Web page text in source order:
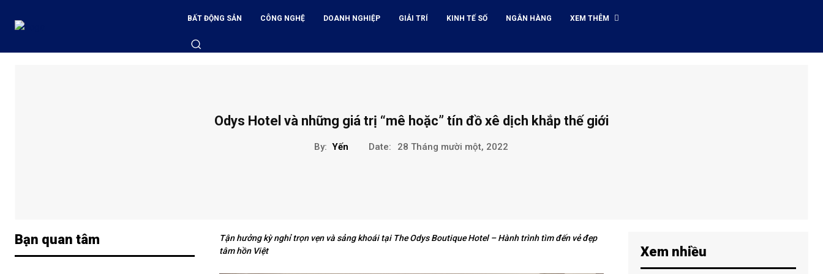
BẤT ĐỘNG SẢN CÔNG NGHỆ DOANH NGHIỆP GIẢI TRÍ KINH TẾ SỐ NGÂN HÀNG XEM THÊM
Odys Hotel và những giá trị “mê hoặc” tín đồ xê dịch khắp thế giới
By: Yến Date: 28 Tháng mười một, 2022
Bạn quan tâm
Tận hưởng kỳ nghỉ trọn vẹn và sảng khoái tại The Odys Boutique Hotel – Hành trình tìm đến vẻ đẹp
tâm hồn Việt
Xem nhiều